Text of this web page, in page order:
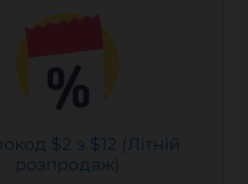
$2 з $12 (Літній
розпродаж)